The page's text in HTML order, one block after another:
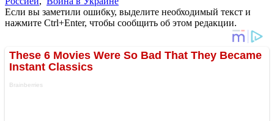
Если вы заметили ошибку, выделите необходимый текст и
нажмите Ctrl+Enter, чтобы сообщить об этом редакции.